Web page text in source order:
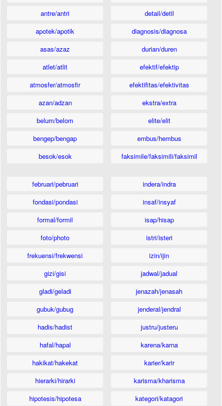
antre/antri
apotek/apotik
asas/azaz
atlet/atlit
atmosfer/atmosfir
azan/adzan
belum/belom
bengep/bengap
besok/esok
detail/detil
diagnosis/diagnosa
durian/duren
efektif/efektip
efektifitas/efektivitas
ekstra/extra
elite/elit
embus/hembus
faksimile/faksimili/faksimil
februari/pebruari
fondasi/pondasi
formal/formil
foto/photo
frekuensi/frekwensi
gizi/gisi
gladi/geladi
gubuk/gubug
hadis/hadist
hafal/hapal
hakikat/hakekat
hierarki/hirarki
hipotesis/hipotesa
indera/indra
insaf/insyaf
isap/hisap
istri/isteri
izin/ijin
jadwal/jadual
jenazah/jenasah
jenderal/jendral
justru/justeru
karena/karna
karier/karir
karisma/kharisma
kategori/katagori